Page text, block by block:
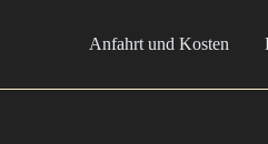
Anfahrt und Kosten